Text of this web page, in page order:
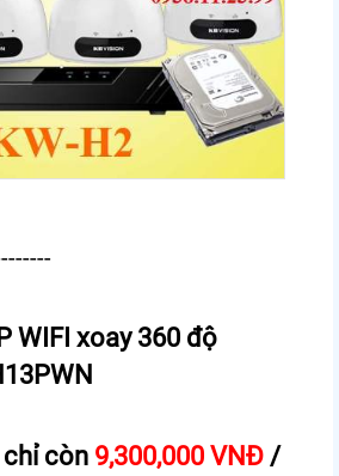
WIFI xoay 360 độ
chỉ còn 9,300,000 VNĐ /